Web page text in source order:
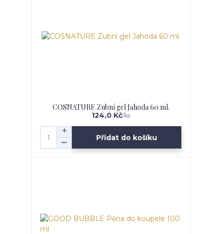
COSNATURE Zubní gel Jahoda 60 ml.
124,0 Kč/ks
Přidat do košíku